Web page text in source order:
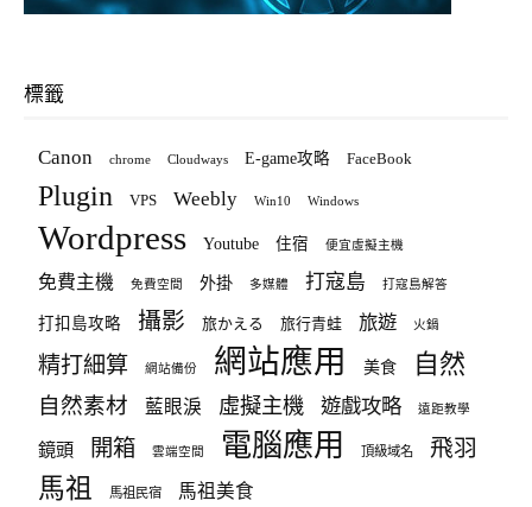
標籤
Canon chrome Cloudways E-game攻略 FaceBook
Plugin VPS Weebly Win10 Windows
Wordpress Youtube 住宿 便宜虛擬主機
免費主機 免費空間 外掛 多媒體 打寇島 打寇島解答
打扣島攻略 攝影 旅かえる 旅行青蛙 旅遊 火鍋
精打細算 網站備份 網站應用 美食 自然
自然素材 藍眼淚 虛擬主機 遊戲攻略 遠距教學
鏡頭 開箱 雲端空間 電腦應用 頂級域名 飛羽
馬祖 馬祖民宿 馬祖美食